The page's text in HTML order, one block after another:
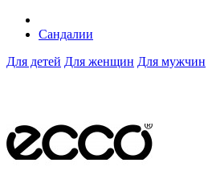
Сандалии
Для детей Для женщин Для мужчин